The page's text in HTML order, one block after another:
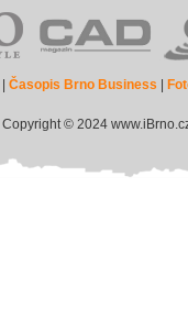
|Časopis Brno Business
Copyright © 2024